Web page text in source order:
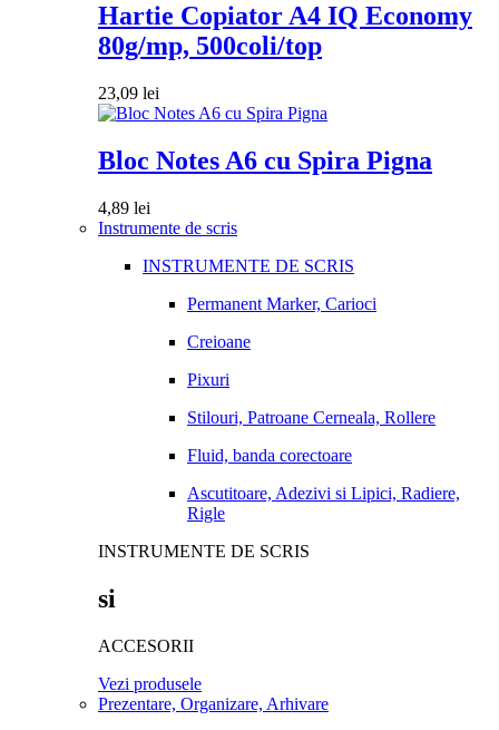
Hartie Copiator A4 IQ Economy
80g/mp, 500coli/top
23,09 lei
Bloc Notes A6 cu Spira Pigna
4,89 lei
Instrumente de scris
INSTRUMENTE DE SCRIS
Permanent Marker, Carioci
Creioane
Pixuri
Stilouri, Patroane Cerneala, Rollere
Fluid, banda corectoare
Ascutitoare, Adezivi si Lipici, Radiere,
Rigle
INSTRUMENTE DE SCRIS
si
ACCESORII
Vezi produsele
Prezentare, Organizare, Arhivare